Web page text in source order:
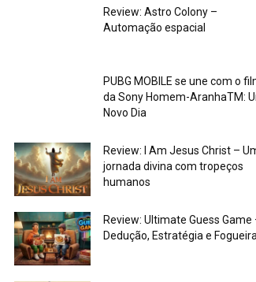
Review: Astro Colony –
Automação espacial
PUBG MOBILE se une com o
da Sony Homem-AranhaTM:
Novo Dia
Review: I Am Jesus Christ –
jornada divina com tropeços
humanos
Review: Ultimate Guess Game
Dedução, Estratégia e